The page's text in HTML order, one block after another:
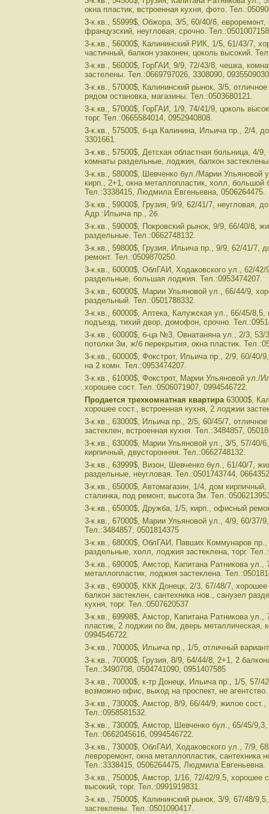
окна пластик, встроенная кухня, фото.
3-к.кв., 55999$, Обжора, 3/5, 60/40/6, евроремонт,
французский, неугловая, срочно.
3-к.кв., 56000$, Калининский РИК, 1/5, 61/43/7,
частичный, балкон узаконен, цоколь высокий.
3-к.кв., 56000$, ГорГАИ, 9/9, 72/43/8, чешка,
застелены. Тел.:0669797026, 3308090,
3-к.кв., 57000$, Калининский рынок, 3/5,
рядом остановка, магазины. Тел.:0503680121.
3-к.кв., 57000$, ГорГАИ, 1/9, 74/41/9, цоколь
торг. Тел.:0665584014, 0952940808.
3-к.кв., 57500$, б-ца Калинина, Ильича пр., 2/4,
3301661.
3-к.кв., 57500$, Детская областная больница, 4/
комнаты раздельные, лоджия, балкон
3-к.кв., 58000$, Шевченко бул./Марии Ульяновой
кирп., 2+1, окна металлопластик, холл, большой
Тел.:3338415, Людмила Евгеньевна, 0506264475.
3-к.кв., 59000$, Грузия, 9/9, 62/41/7, неугловая,
Адр.:Ильича пр., 2б.
3-к.кв., 59000$, Покровский рынок, 9/9, 66/40/8,
раздельные. Тел.:0662748132.
3-к.кв., 59800$, Грузия, Ильича пр., 9/9, 62/41/7,
ремонт. Тел.:0509870250.
3-к.кв., 60000$, ОблГАИ, Ходаковского ул., 62/
раздельные, большая лоджия. Тел.:0953474207.
3-к.кв., 60000$, Марии Ульяновой ул., 66/44/9,
раздельный. Тел.:0501788332.
3-к.кв., 60000$, Аптека, Калужская ул., 66/45/
подъезд, тихий двор, домофон, срочно.
3-к.кв., 60000$, б-ца №3, Овнатаняна ул., 2/3, 53/
потолки 3м, ж/б перекрытия, окна пластик.
3-к.кв., 60000$, Фокстрот, Ильича пр., 2/9, 60/40/
на 2 комн. Тел.:0953474207.
3-к.кв., 61000$, Фокстрот, Марии Ульяновой ул./
хорошее сост. Тел.:0506071907, 0994546722.
Продается трехкомнатная квартира63000$,
хорошее сост., встроенная кухня, 2 лоджии
3-к.кв., 63000$, Ильича пр., 2/5, 60/45/7,
застеклен, встроенная кухня. Тел.:3484857,
3-к.кв., 63000$, Марии Ульяновой ул., 3/5, 57/40/
кирпичный, двусторонняя. Тел.:0662748132.
3-к.кв., 63999$, Визон, Шевченко бул., 61/40/7,
раздельные, неугловая. Тел.:0501743744,
3-к.кв., 65000$, Автомагазин, 1/4, дом
сталинка, под ремонт, высота 3м.
3-к.кв., 65000$, Дружба, 1/5, кирп., офисный
3-к.кв., 67000$, Марии Ульяновой ул., 4/9, 60/37/
Тел.:3484857, 0501814375
3-к.кв., 68000$, ОблГАИ, Павших Коммунаров
раздельные, холл, лоджия застеклена, торг.
3-к.кв., 69000$, Амстор, Капитана Ратникова ул.,
металлопластик, лоджия застеклена.
3-к.кв., 69000$, ККК Донецк, 2/3, 67/48/7, хорошее
балкон застеклен, сантехника нов., санузел
кухня, торг. Тел.:0507620537
3-к.кв., 69998$, Амстор, Капитана Ратникова ул.,
пластик, 2 лоджии по 8м, дверь металлическая,
0994546722.
3-к.кв., 70000$, Ильича пр., 1/5, отличный
3-к.кв., 70000$, Грузия, 8/9, 64/44/8, 2+1, 2
Тел.:3490708, 0504741090, 0951407585
3-к.кв., 70000$, к-тр Донецк, Ильича пр., 1/5, 57/
возможно офис, выход на проспект, не
3-к.кв., 73000$, Амстор, 8/9, 66/44/9, жилое
Тел.:0958581532.
3-к.кв., 73000$, Амстор, Шевченко бул., 65/45/9,3,
Тел.:0662045616, 0994546722.
3-к.кв., 73000$, ОблГАИ, Ходаковского ул., 7/9,
левроремонт, окна металлопластик, сантехника
Тел.:3338415, 0506264475, Людмила Евгеньевна.
3-к.кв., 75000$, Амстор, 1/16, 72/42/9,5, хорошее
высокий, торг. Тел.:0991919831.
3-к.кв., 75000$, Калининский рынок, 3/9, 67/48/
застеклены. Тел.:0501090417.